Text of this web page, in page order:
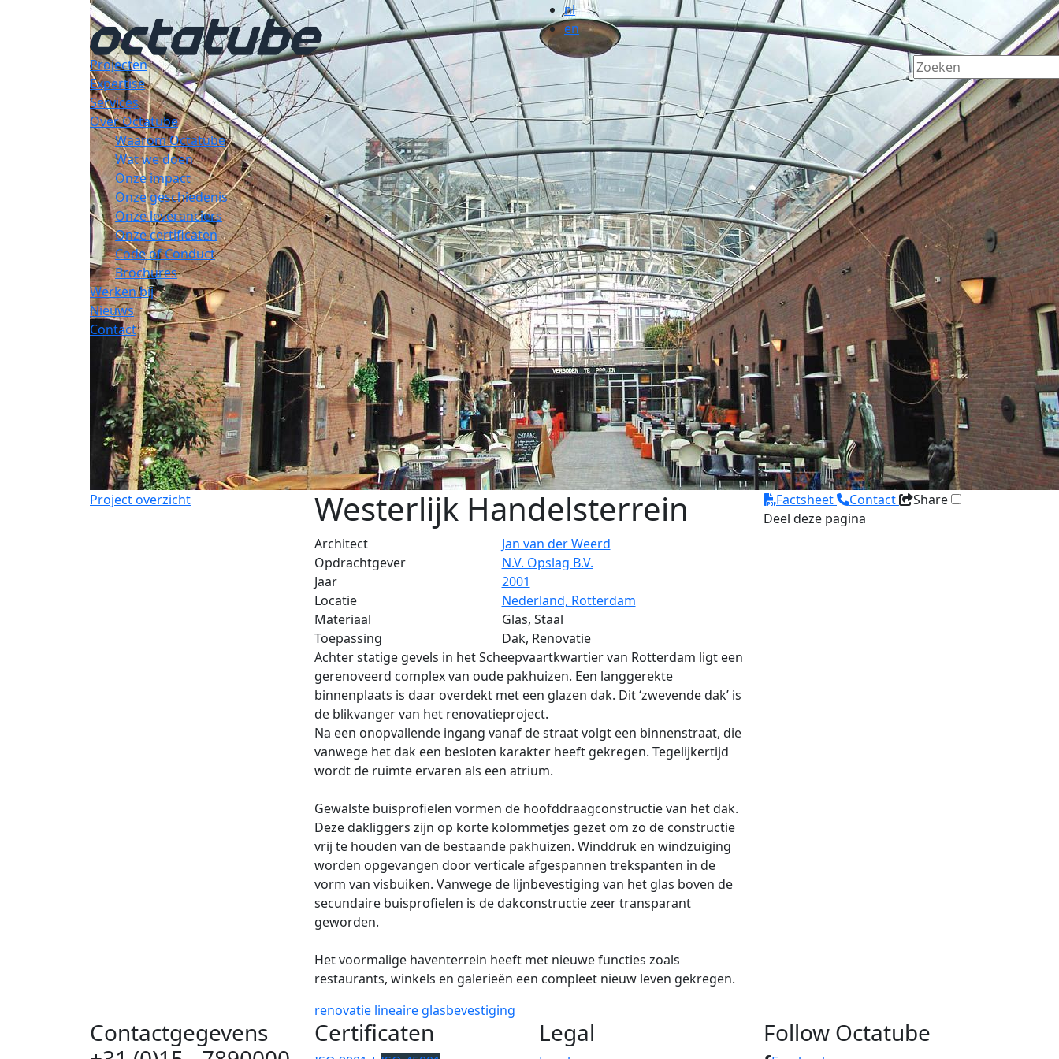
nl
en
Projecten
Expertise
Services
Over Octatube
Waarom Octatube
Wat we doen
Onze impact
Onze geschiedenis
Onze leveranciers
Onze certificaten
Code of Conduct
Brochures
Werken bij
Nieuws
Contact
Project overzicht Westerlijk Handelsterrein
Architect
Jan van der Weerd
Opdrachtgever
N.V. Opslag B.V.
Jaar
2001
Locatie
Nederland, Rotterdam
Materiaal
Glas, Staal
Toepassing
Dak, Renovatie
Achter statige gevels in het Scheepvaartkwartier van Rotterdam ligt een
gerenoveerd complex van oude pakhuizen. Een langgerekte
binnenplaats is daar overdekt met een glazen dak. Dit ‘zwevende dak’ is
de blikvanger van het renovatieproject.
Na een onopvallende ingang vanaf de straat volgt een binnenstraat, die
vanwege het dak een besloten karakter heeft gekregen. Tegelijkertijd
wordt de ruimte ervaren als een atrium.
Gewalste buisprofielen vormen de hoofddraagconstructie van het dak.
Deze dakliggers zijn op korte kolommetjes gezet om zo de constructie
vrij te houden van de bestaande pakhuizen. Winddruk en windzuiging
worden opgevangen door verticale afgespannen trekspanten in de
vorm van visbuiken. Vanwege de lijnbevestiging van het glas boven de
secundaire buisprofielen is de dakconstructie zeer transparant
geworden.
Het voormalige haventerrein heeft met nieuwe functies zoals
restaurants, winkels en galerieën een compleet nieuw leven gekregen.
renovatie lineaire glasbevestiging
Factsheet Contact
Share
Deel deze pagina
Contactgegevens
Certificaten Legal Follow Octatube